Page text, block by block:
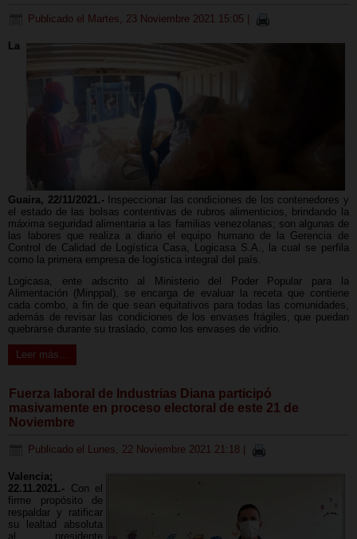
Publicado el Martes, 23 Noviembre 2021 15:05
La
Guaira, 22/11/2021.-Inspeccionar las condiciones de los contenedores y
el estado de las bolsas contentivas de rubros alimenticios, brindando la
máxima seguridad alimentaria a las familias venezolanas; son algunas de
las labores que realiza a diario el equipo humano de la Gerencia de
Control de Calidad de Logística Casa, Logicasa S.A., la cual se perfila
como la primera empresa de logística integral del país.
Logicasa, ente adscrito al Ministerio del Poder Popular para la
Alimentación (Minppal), se encarga de evaluar la receta que contiene
cada combo, a fin de que sean equitativos para todas las comunidades,
además de revisar las condiciones de los envases frágiles, que puedan
quebrarse durante su traslado, como los envases de vidrio.
Leer más...
Fuerza laboral de Industrias Diana participó
masivamente en proceso electoral de este 21 de
Noviembre
Publicado el Lunes, 22 Noviembre 2021 21:18
Valencia;
22.11.2021.- Con el
firme propósito de
respaldar y ratificar
su lealtad absoluta
al presidente